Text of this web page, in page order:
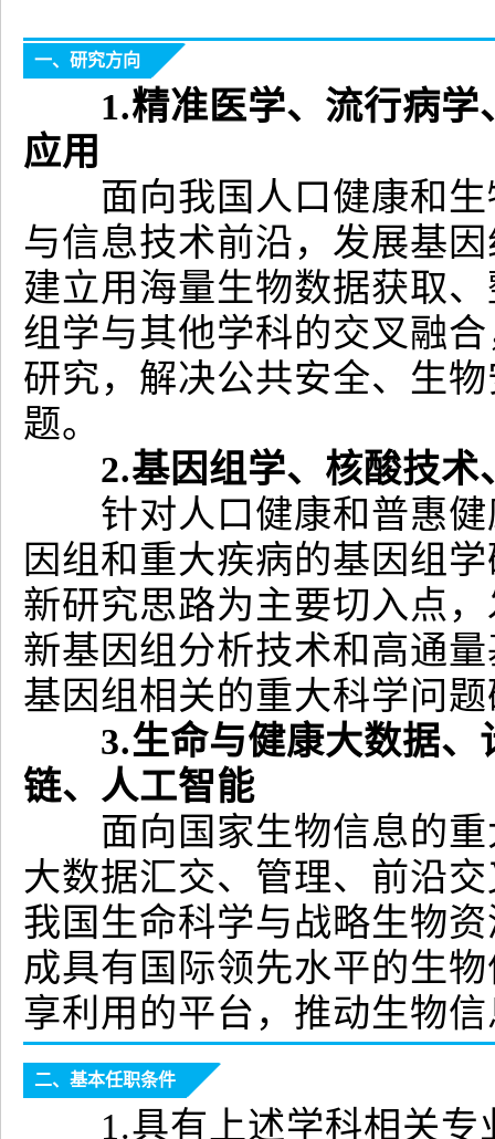
一、研究方向
1.精准医学、流行病
应用
面向我国人口健康和生
与信息技术前沿，发展基
建立用海量生物数据获取
组学与其他学科的交叉融
研究，解决公共安全、生
题。
2.基因组学、核酸技
针对人口健康和普惠健
因组和重大疾病的基因组
新研究思路为主要切入点
新基因组分析技术和高通
基因组相关的重大科学问
3.生命与健康大数据
链、人工智能
面向国家生物信息的重
大数据汇交、管理、前沿
我国生命科学与战略生物
成具有国际领先水平的生
享利用的平台，推动生物
二、基本任职条件
1.具有上述学科相关专